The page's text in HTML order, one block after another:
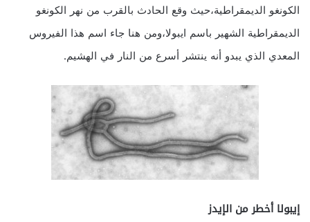
الكونغو الديمقراطية،حيث وقع الحادث بالقرب من نهر الكونغو
الديمقراطية الشهير باسم ايبولا،ومن هنا جاء اسم هذا الفيروس
المعدي الذي يبدو أنه ينتشر أسرع من النار في الهشيم.
إيبولا أخطر من الإيدز